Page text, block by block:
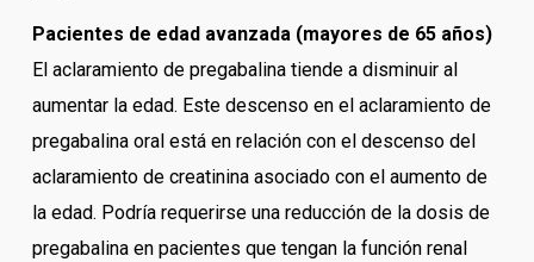
Pacientes de edad avanzada (mayores de 65 años)
El aclaramiento de pregabalina tiende a disminuir al
aumentar la edad. Este descenso en el aclaramiento de
pregabalina oral está en relación con el descenso del
aclaramiento de creatinina asociado con el aumento de
la edad. Podría requerirse una reducción de la dosis de
pregabalina en pacientes que tengan la función renal